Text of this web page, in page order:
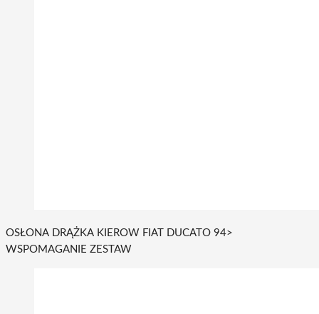
OSŁONA DRĄŻKA KIEROW FIAT DUCATO 94>
WSPOMAGANIE ZESTAW